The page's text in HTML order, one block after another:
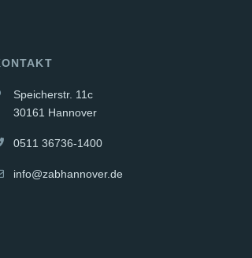
Speicherstr. 11c
30161 Hannover
0511 36736-1400
info@zabhannover.de